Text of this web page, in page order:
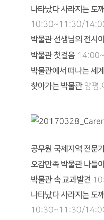
나타났다 사라지는 도
10:30~11:30/
박물관 선생님의 전시
박물관 첫걸음
박물관에서 떠나는 세
찾아가는 박물관 양평,
공무원 국제지역 전문
오감만족 박물관 나들이
박물관 속 교과발견
나타났다 사라지는 도
10:30~11:30/